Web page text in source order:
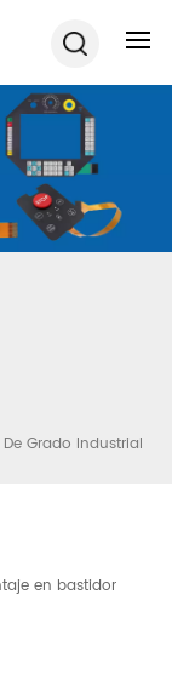
Grado Industrial
en bastidor